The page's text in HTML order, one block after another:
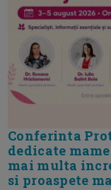
Conferinta
dedicate
mai multa
si proaspete